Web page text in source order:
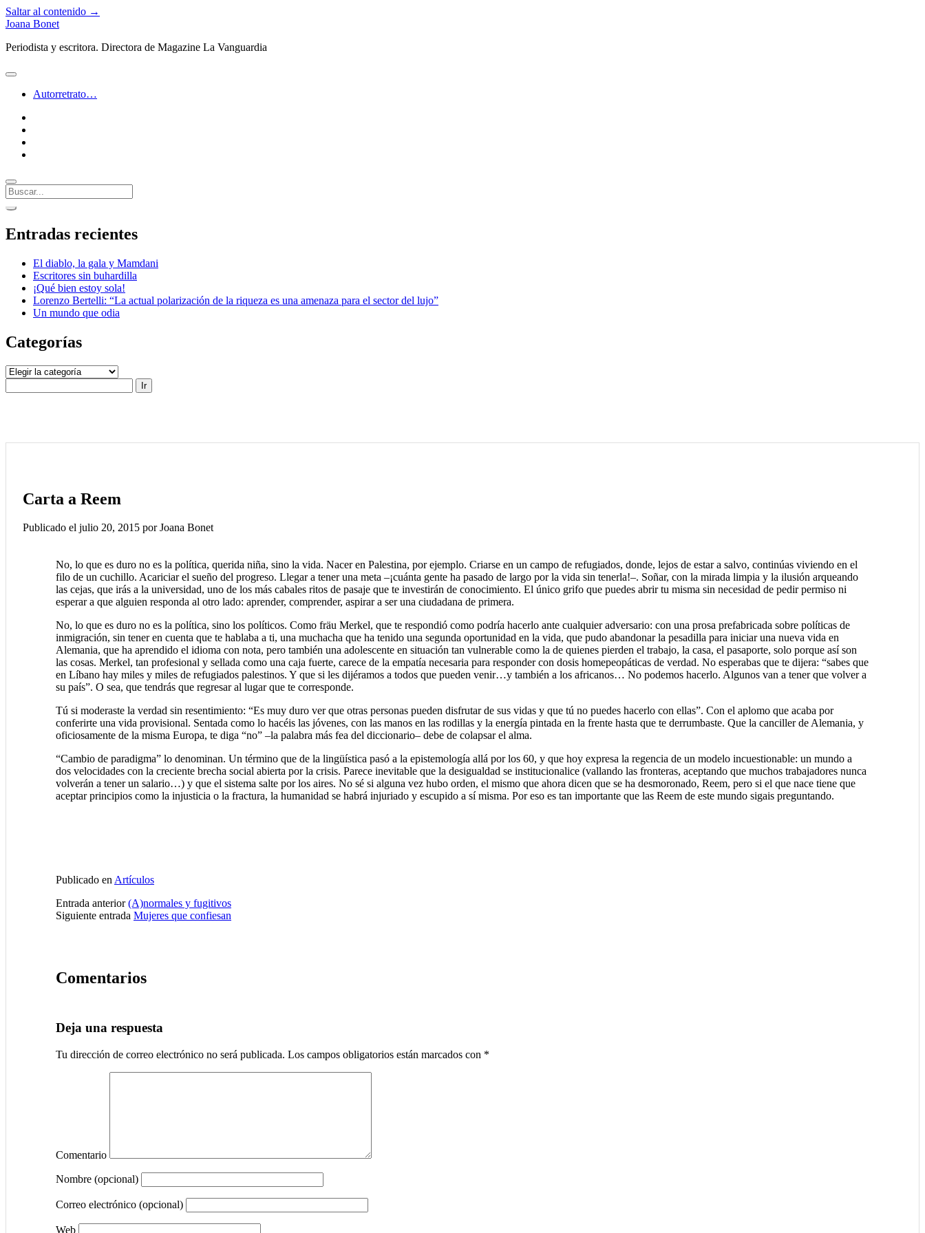
Saltar al contenido →
Joana Bonet
Periodista y escritora. Directora de Magazine La Vanguardia
abrir
Autorretrato…
Buscar
Barra
lateral
abrir
lateral
Entradas recientes
El diablo, la gala y Mamdani
Escritores sin buhardilla
¡Qué bien estoy sola!
Lorenzo Bertelli: “La actual polarización de la riqueza es una amenaza para el sector del lujo”
Un mundo que odia
Categorías
Categorías
Carta a Reem
Publicado el julio 20, 2015 por Joana Bonet
No, lo que es duro no es la política, querida niña, sino la vida. Nacer en Palestina, por ejemplo. Criarse en un campo de refugiados, donde, lejos de estar a salvo, continúas viviendo en el
filo de un cuchillo. Acariciar el sueño del progreso. Llegar a tener una meta –¡cuánta gente ha pasado de largo por la vida sin tenerla!–. Soñar, con la mirada limpia y la ilusión arqueando
las cejas, que irás a la universidad, uno de los más cabales ritos de pasaje que te investirán de conocimiento. El único grifo que puedes abrir tu misma sin necesidad de pedir permiso ni
esperar a que alguien responda al otro lado: aprender, comprender, aspirar a ser una ciudadana de primera.
No, lo que es duro no es la política, sino los políticos. Como fräu Merkel, que te respondió como podría hacerlo ante cualquier adversario: con una prosa prefabricada sobre políticas de
inmigración, sin tener en cuenta que te hablaba a ti, una muchacha que ha tenido una segunda oportunidad en la vida, que pudo abandonar la pesadilla para iniciar una nueva vida en
Alemania, que ha aprendido el idioma con nota, pero también una adolescente en situación tan vulnerable como la de quienes pierden el trabajo, la casa, el pasaporte, solo porque así son
las cosas. Merkel, tan profesional y sellada como una caja fuerte, carece de la empatía necesaria para responder con dosis homepeopáticas de verdad. No esperabas que te dijera: “sabes que
en Líbano hay miles y miles de refugiados palestinos. Y que si les dijéramos a todos que pueden venir…y también a los africanos… No podemos hacerlo. Algunos van a tener que volver a
su país”. O sea, que tendrás que regresar al lugar que te corresponde.
Tú si moderaste la verdad sin resentimiento: “Es muy duro ver que otras personas pueden disfrutar de sus vidas y que tú no puedes hacerlo con ellas”. Con el aplomo que acaba por
conferirte una vida provisional. Sentada como lo hacéis las jóvenes, con las manos en las rodillas y la energía pintada en la frente hasta que te derrumbaste. Que la canciller de Alemania, y
oficiosamente de la misma Europa, te diga “no” –la palabra más fea del diccionario– debe de colapsar el alma.
“Cambio de paradigma” lo denominan. Un término que de la lingüística pasó a la epistemología allá por los 60, y que hoy expresa la regencia de un modelo incuestionable: un mundo a
dos velocidades con la creciente brecha social abierta por la crisis. Parece inevitable que la desigualdad se institucionalice (vallando las fronteras, aceptando que muchos trabajadores nunca
volverán a tener un salario…) y que el sistema salte por los aires. No sé si alguna vez hubo orden, el mismo que ahora dicen que se ha desmoronado, Reem, pero si el que nace tiene que
aceptar principios como la injusticia o la fractura, la humanidad se habrá injuriado y escupido a sí misma. Por eso es tan importante que las Reem de este mundo sigais preguntando.
Publicado enArtículos
Entrada anterior (A)normales y fugitivos
Siguiente entrada Mujeres que confiesan
Comentarios
Deja una respuesta
Tu dirección de correo electrónico no será publicada. Los campos obligatorios están marcados con *
Comentario
Nombre (opcional)
Correo electrónico (opcional)
Web